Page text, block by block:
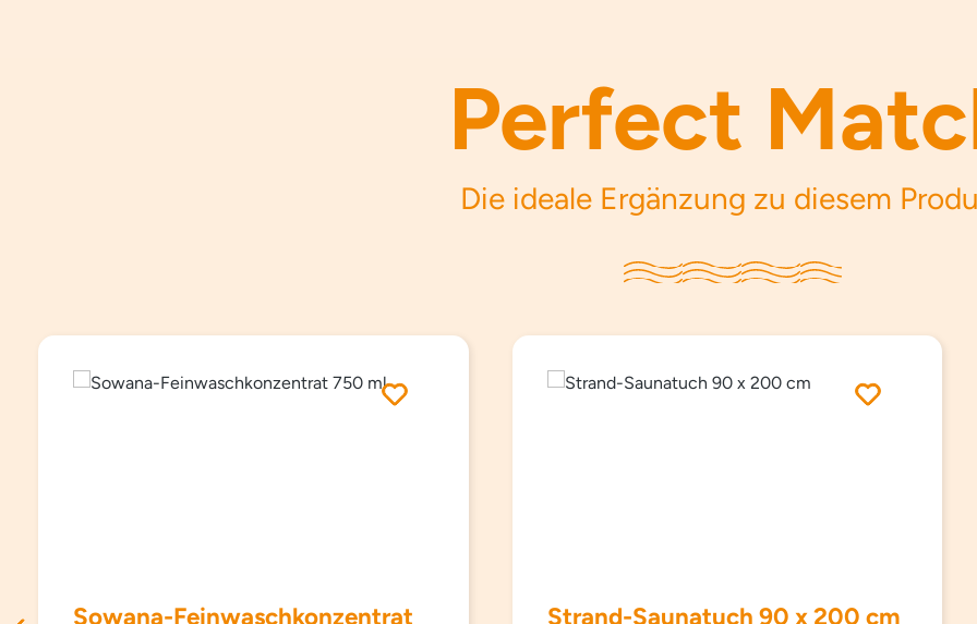
Perfect
Die ideale Ergänzung zu diesem
Sowana-Feinwaschkonzentrat
Strand-Saunatuch 90 x 200 cm